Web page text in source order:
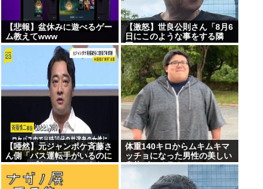
【悲報】盆休みに遊べるゲー
ム教えてwww
【激怒】世良公則さん「8月6
日にこのような事をする隣
国」・・・・・・・・・
【唖然】元ジャンポケ斉藤さ
ん側「バス運転手がいるのに
ディープキスなんてできな
い」「Aさんの供述には矛盾
点」・・・・・・・・・
体重140キロからムキムキマ
ッチョになった男性の美しい
身体がコチラ！！！